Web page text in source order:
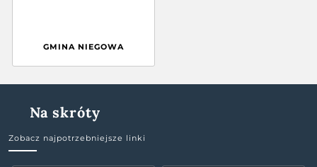
GMINA NIEGOWA
Na skróty
Zobacz najpotrzebniejsze linki